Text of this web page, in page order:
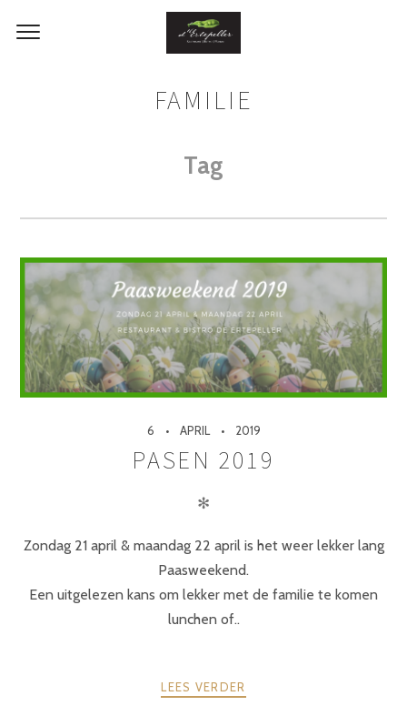
FAMILIE
Tag
6 APRIL 2019
PASEN 2019
✻
Zondag 21 april & maandag 22 april is het weer lekker lang
Paasweekend.
Een uitgelezen kans om lekker met de familie te komen
lunchen of..
LEES VERDER